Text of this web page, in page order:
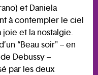
et Daniela
à contempler le ciel
joie et la nostalgie.
“Beau soir" – en
Debussy –
par les deux